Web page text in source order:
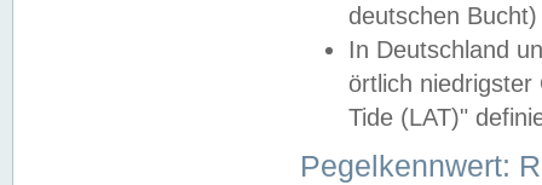
deutschen
In Deutschland
örtlich
Tide (LAT)"
Pegelkennwert: